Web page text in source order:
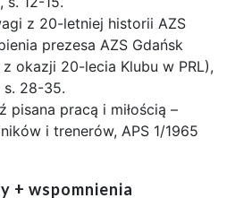
z 20-letniej historii AZS
prezesa AZS Gdańsk
z okazji 20-lecia Klubu w PRL),
s. 28-35.
pisana pracą i miłością –
i trenerów, APS 1/1965
+ wspomnienia